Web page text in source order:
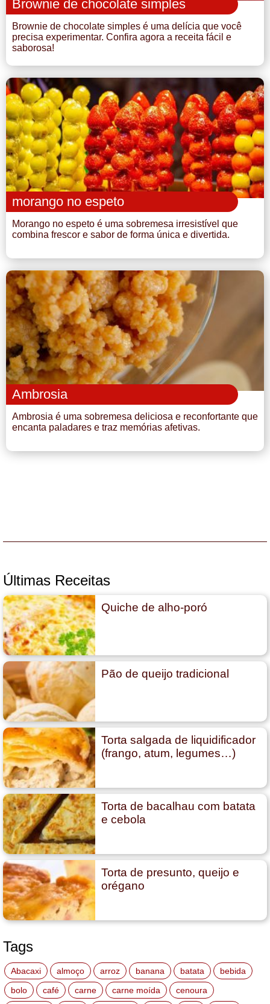
Brownie de chocolate simples
Brownie de chocolate simples é uma delícia que você
precisa experimentar. Confira agora a receita fácil e
saborosa!
morango no espeto
Morango no espeto é uma sobremesa irresistível que
combina frescor e sabor de forma única e divertida.
Ambrosia
Ambrosia é uma sobremesa deliciosa e reconfortante que
encanta paladares e traz memórias afetivas.
Últimas Receitas
Quiche de alho-poró
Pão de queijo tradicional
Torta salgada de liquidificador
(frango, atum, legumes…)
Torta de bacalhau com batata
e cebola
Torta de presunto, queijo e
orégano
Tags
Abacaxi almoço arroz banana batata
bebida
bolo
café carne carne moída
cenoura